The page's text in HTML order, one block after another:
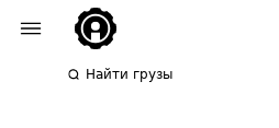
Найти грузы